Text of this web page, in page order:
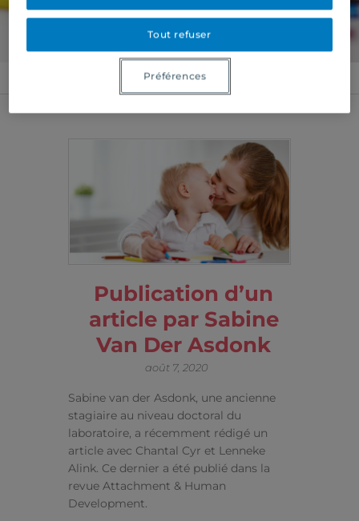
Publication d’un
article par Sabine
Van Der Asdonk
août 7, 2020
Sabine van der Asdonk, une ancienne
stagiaire au niveau doctoral du
laboratoire, a récemment rédigé un
article avec Chantal Cyr et Lenneke
Alink. Ce dernier a été publié dans la
revue Attachment & Human
Development.
Tout refuser
Préférences